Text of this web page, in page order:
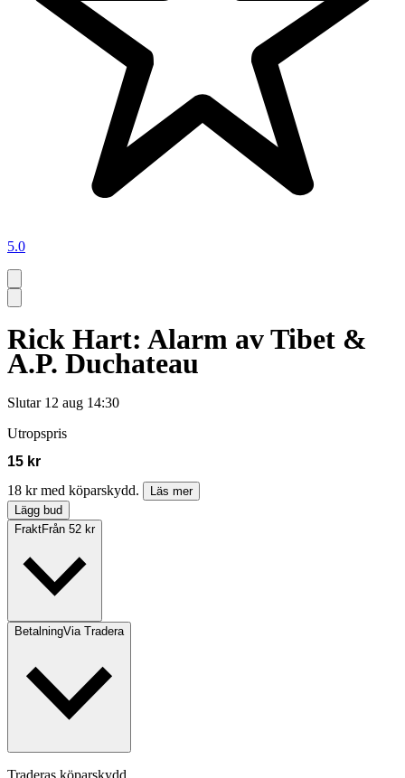
5.0
Rick Hart: Alarm av Tibet &
A.P. Duchateau
Slutar 12 aug 14:30
Utropspris
15 kr
18 kr med köparskydd.
Läs mer
Lägg bud
FraktFrån 52 kr
BetalningVia Tradera